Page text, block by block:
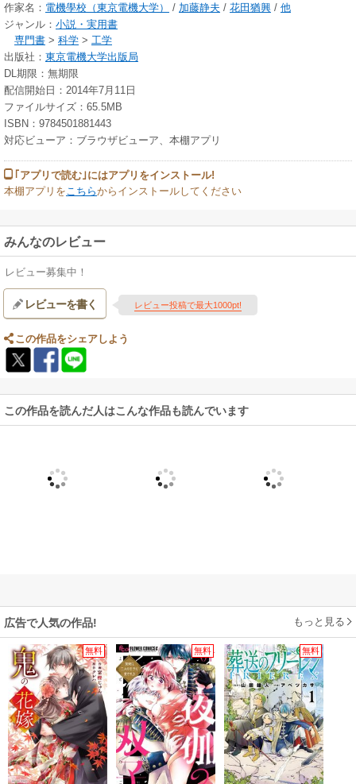
作家名： 電機學校（東京電機大学） / 加藤静夫 / 花田猶興 / 他
ジャンル： 小説・実用書
専門書 > 科学 > 工学
出版社： 東京電機大学出版局
DL期限：無期限
配信開始日：2014年7月11日
ファイルサイズ：65.5MB
ISBN：9784501881443
対応ビューア：ブラウザビューア、本棚アプリ
｢アプリで読む｣にはアプリをインストール!
本棚アプリを こちらからインストールしてください
みんなのレビュー
レビュー募集中！
レビューを書く レビュー投稿で最大1000pt!
この作品をシェアしよう
この作品を読んだ人はこんな作品も読んでいます
広告で人気の作品! もっと見る
無料 無料 無料